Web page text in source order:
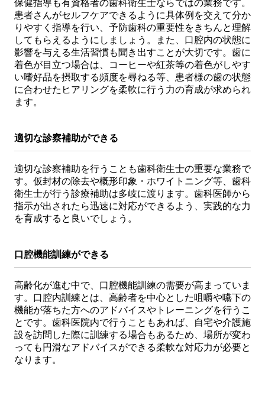
保健指導も有資格者の歯科衛生士ならではの業務です。
患者さんがセルフケアできるように具体例を交えて分か
りやすく指導を行い、予防歯科の重要性をきちんと理解
してもらえるようにしましょう。また、口腔内の状態に
影響を与える生活習慣も聞き出すことが大切です。歯に
着色が目立つ場合は、コーヒーや紅茶等の着色がしやす
い嗜好品を摂取する頻度を尋ねる等、患者様の歯の状態
に合わせたヒアリングを柔軟に行う力の育成が求められ
ます。
適切な診察補助ができる
適切な診察補助を行うことも歯科衛生士の重要な業務で
す。仮封材の除去や概形印象・ホワイトニング等、歯科
衛生士が行う診療補助は多岐に渡ります。歯科医師から
指示が出されたら迅速に対応ができるよう、実践的な力
を育成すると良いでしょう。
口腔機能訓練ができる
高齢化が進む中で、口腔機能訓練の需要が高まっていま
す。口腔内訓練とは、高齢者を中心とした咀嚼や嚥下の
機能が落ちた方へのアドバイスやトレーニングを行うこ
とです。歯科医院内で行うこともあれば、自宅や介護施
設を訪問した際に訓練する場合もあるため、場所が変わ
っても円滑なアドバイスができる柔軟な対応力が必要と
なります。